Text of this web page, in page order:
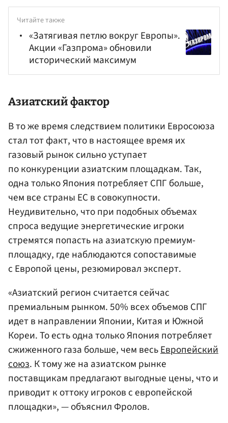
Читайте также
«Затягивая петлю вокруг Европы».
Акции «Газпрома» обновили
исторический максимум
Азиатский фактор
В то же время следствием политики Евросоюза
стал тот факт, что в настоящее время их
газовый рынок сильно уступает
по конкуренции азиатским площадкам. Так,
одна только Япония потребляет СПГ больше,
чем все страны ЕС в совокупности.
Неудивительно, что при подобных объемах
спроса ведущие энергетические игроки
стремятся попасть на азиатскую премиум-
площадку, где наблюдаются сопоставимые
с Европой цены, резюмировал эксперт.
«Азиатский регион считается сейчас
премиальным рынком. 50% всех объемов СПГ
идет в направлении Японии, Китая и Южной
Кореи. То есть одна только Япония потребляет
сжиженного газа больше, чем весьЕвропейский
союз. К тому же на азиатском рынке
поставщикам предлагают выгодные цены, что и
приводит к оттоку игроков с европейской
площадки», — объяснил Фролов.